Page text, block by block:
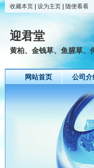
收藏本页 设为主页 随便看看
迎君堂
黄柏、金钱草、鱼腥草、
网站首页 公司介